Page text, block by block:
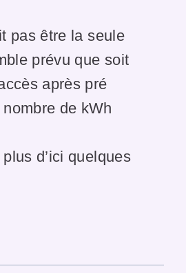
pas être la seule
prévu que soit
après pré
de kWh
d’ici quelques